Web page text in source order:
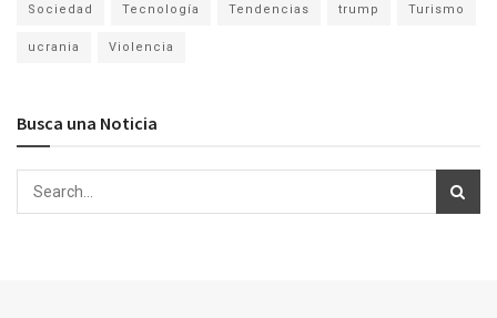
Sociedad Tecnología Tendencias trump Turismo
ucrania Violencia
Busca una Noticia